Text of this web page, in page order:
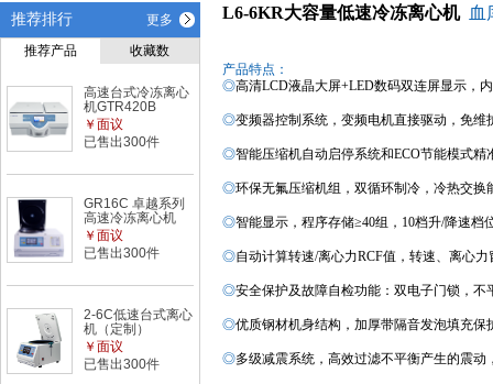
推荐排行
更多
推荐产品
收藏数
高速台式冷冻离心
机GTR420B
￥面议
已售出300件
GR16C 卓越系列
高速冷冻离心机
￥面议
已售出300件
2-6C低速台式离心
机（定制）
￥面议
已售出300件
L6-6KR大容量低速冷冻离心机 血
产品特点：
◎高清LCD液晶大屏+LED数码双连屏显示 ，
◎变频器控制 系统，变频电机直接驱动，免维
◎智能压缩机自动启停系统和ECO节能模式精
◎环保无氟压缩机组，双循环制冷，冷热交
◎智能显示，程序存储≥40组 ， 10档升/降速档
◎自动计算转速/离心力RCF值，转速、离心力
◎安全保护及故障自检功能 ：双电子门锁 ， 不
◎优质钢材机身结构，加厚带隔音发泡填充
◎多级减震系统 ， 高效过滤不平衡产生的震动